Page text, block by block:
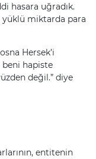
hasara uğradık.
yüklü miktarda para
Hersek’i
hapiste
değil.” diye
entitenin